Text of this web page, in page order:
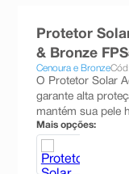
Protetor
& Bronze
Cenoura e Bronze
O Protetor Solar
garante alta
mantém sua pele
Mais opções:
teste gravidez
10ºesmalte